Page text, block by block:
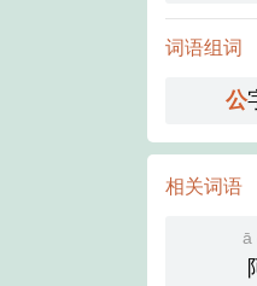
词语组词
公
相关词语
ā